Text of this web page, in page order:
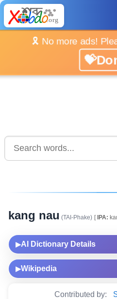
🎗️ No more ads!
kang nau (TAI-Phake) [IPA:
▶AI Dictionary Details
▶Wikipedia
Contributed by: